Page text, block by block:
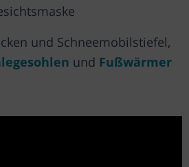
und Schneemobilstiefel,
und Fußwärmer